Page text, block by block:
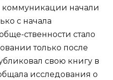
коммуникации начали
с начала
ственности стало
только после
свою книгу в
исследования о